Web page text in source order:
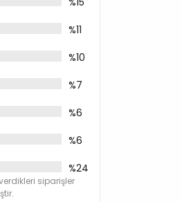
180
%11
%10
%7
%6
%6
%24
siparişler